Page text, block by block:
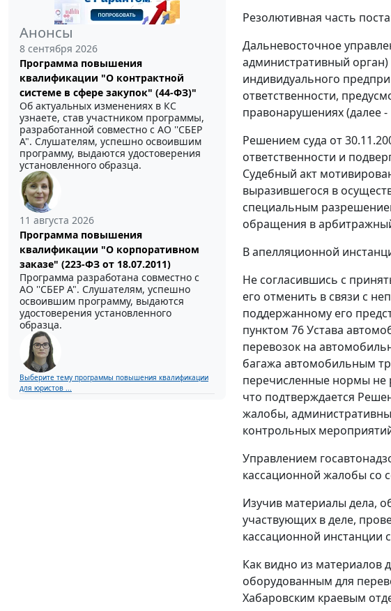
Анонсы
8 сентября 2026
Программа повышения
квалификации "О контрактной
системе в сфере закупок" (44-ФЗ)"
Об актуальных изменениях в КС
узнаете, став участником программы,
разработанной совместно с АО ''СБЕР
А". Слушателям, успешно освоившим
программу, выдаются удостоверения
установленного образца.
11 августа 2026
Программа повышения
квалификации "О корпоративном
заказе" (223-ФЗ от 18.07.2011)
Программа разработана совместно с
АО ''СБЕР А". Слушателям, успешно
освоившим программу, выдаются
удостоверения установленного
образца.
Выберите тему программы повышения квалификации
для юристов ...
Резолютивная часть
Дальневосточное
административный
индивидуального
ответственности,
правонарушениях (далее
Решением суда от
ответственности и
Судебный акт
выразившегося в
специальным
обращения в
В апелляционной
Не согласившись с
его отменить в связи с
поддержанному его
пунктом 76Устава
перевозок на
багажа автомобильным
перечисленные нормы не
что подтверждается
жалобы,
контрольных
Управлением
кассационной жалобы со
Изучив материалы дела,
участвующих в деле,
кассационной инстанции
Как видно из материалов
оборудованным для
Хабаровским краевым